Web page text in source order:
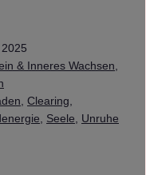
& Inneres Wachsen
Clearing
Seele Unruhe